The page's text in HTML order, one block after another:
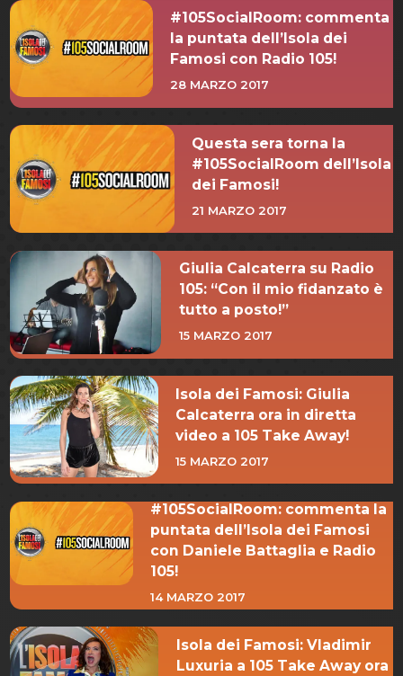
#105SocialRoom: commenta
la puntata dell’Isola dei
Famosi con Radio 105!
28 MARZO 2017
Questa sera torna la
#105SocialRoom dell’Isola
dei Famosi!
21 MARZO 2017
Giulia Calcaterra su Radio
105: “Con il mio fidanzato è
tutto a posto!”
15 MARZO 2017
Isola dei Famosi: Giulia
Calcaterra ora in diretta
video a 105 Take Away!
15 MARZO 2017
#105SocialRoom: commenta la
puntata dell’Isola dei Famosi
con Daniele Battaglia e Radio
105!
14 MARZO 2017
Isola dei Famosi: Vladimir
Luxuria a 105 Take Away ora